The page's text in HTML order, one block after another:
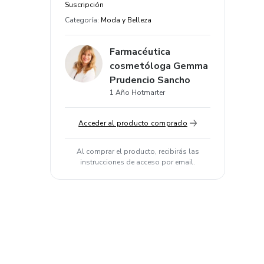
Suscripción
Categoría: Moda y Belleza
Farmacéutica
cosmetóloga Gemma
Prudencio Sancho
1 Año Hotmarter
Acceder al producto comprado
Al comprar el producto, recibirás las
instrucciones de acceso por email.